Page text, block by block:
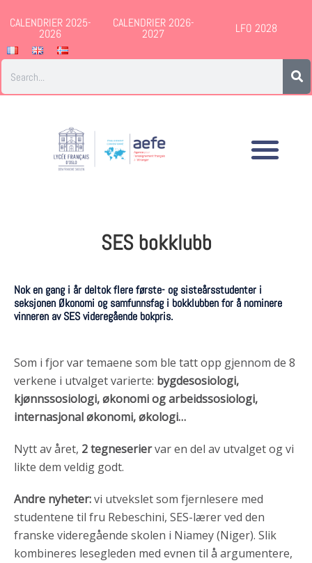
CALENDRIER 2025-
2026
CALENDRIER 2026-
2027 LFO 2028
SES bokklubb
Nok en gang i år deltok flere første- og sisteårsstudenter i
seksjonen Økonomi og samfunnsfag i bokklubben for å nominere
vinneren av SES videregående bokpris.
Som i fjor var temaene som ble tatt opp gjennom de 8
verkene i utvalget varierte: bygdesosiologi,
kjønnssosiologi, økonomi og arbeidssosiologi,
internasjonal økonomi, økologi…
Nytt av året, 2 tegneseriervar en del av utvalget og vi
likte dem veldig godt.
Andre nyheter:vi utvekslet som fjernlesere med
studentene til fru Rebeschini, SES-lærer ved den
franske videregående skolen i Niamey (Niger). Slik
kombineres lesegleden med evnen til å argumentere,